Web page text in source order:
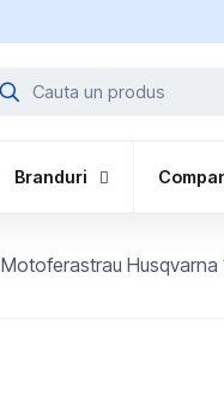
Branduri
Motoferastrau Husqvarna